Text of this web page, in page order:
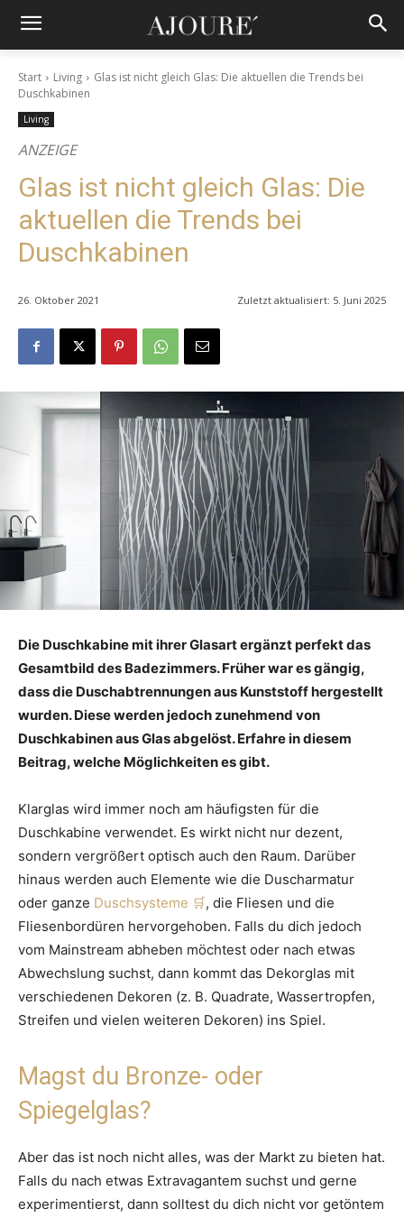
Start Living
Glas ist nicht gleich Glas: Die aktuellen die Trends bei
Duschkabinen
Living
ANZEIGE
Glas ist nicht gleich Glas: Die
aktuellen die Trends bei
Duschkabinen
26. Oktober 2021 Zuletzt aktualisiert: 5. Juni 2025
Die Duschkabine mit ihrer Glasart ergänzt perfekt das
Gesamtbild des Badezimmers. Früher war es gängig,
dass die Duschabtrennungen aus Kunststoff hergestellt
wurden. Diese werden jedoch zunehmend von
Duschkabinen aus Glas abgelöst. Erfahre in diesem
Beitrag, welche Möglichkeiten es gibt.
Klarglas wird immer noch am häufigsten für die
Duschkabine verwendet. Es wirkt nicht nur dezent,
sondern vergrößert optisch auch den Raum. Darüber
hinaus werden auch Elemente wie die Duscharmatur
oder ganze Duschsysteme
, die Fliesen und die
Fliesenbordüren hervorgehoben. Falls du dich jedoch
vom Mainstream abheben möchtest oder nach etwas
Abwechslung suchst, dann kommt das Dekorglas mit
verschiedenen Dekoren (z. B. Quadrate, Wassertropfen,
Streifen und vielen weiteren Dekoren) ins Spiel.
Magst du Bronze- oder
Spiegelglas?
Aber das ist noch nicht alles, was der Markt zu bieten hat.
Falls du nach etwas Extravagantem suchst und gerne
experimentierst, dann solltest du dich nicht vor getöntem